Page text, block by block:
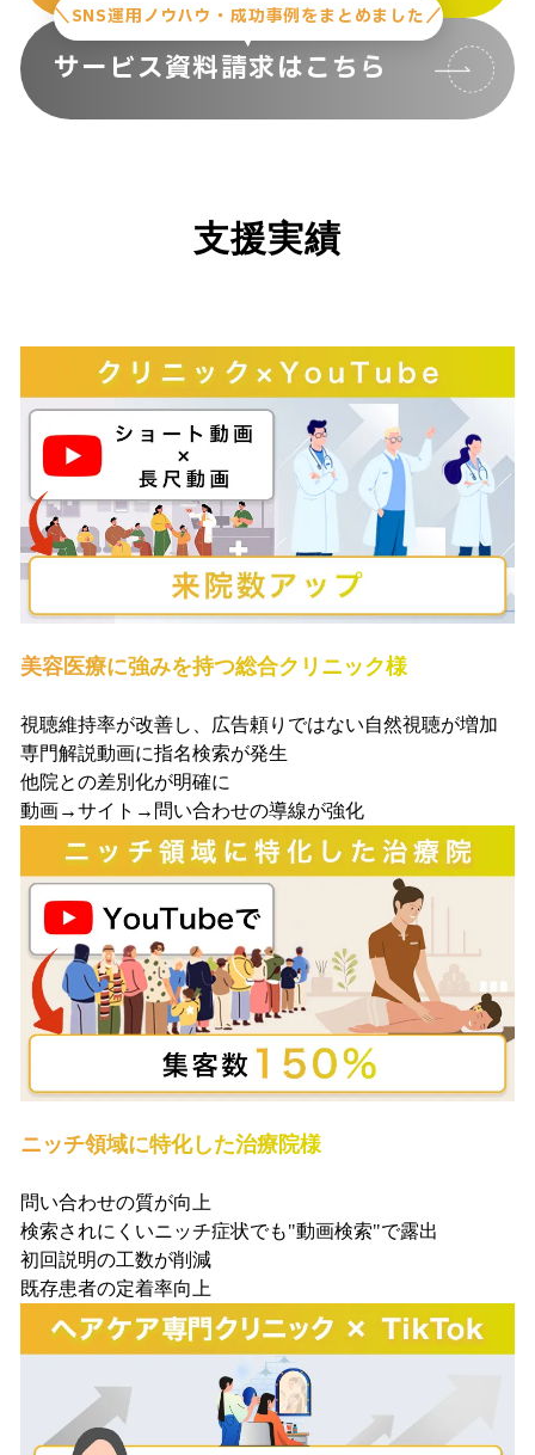
＼SNS運用ノウハウ・成功事例をまとめました／
サービス資料請求はこちら
支援実績
美容医療に強みを持つ総合クリニック様
視聴維持率が改善し、広告頼りではない自然視聴が増加
専門解説動画に指名検索が発生
他院との差別化が明確に
動画→サイト→問い合わせの導線が強化
ニッチ領域に特化した治療院様
問い合わせの質が向上
検索されにくいニッチ症状でも"動画検索"で露出
初回説明の工数が削減
既存患者の定着率向上